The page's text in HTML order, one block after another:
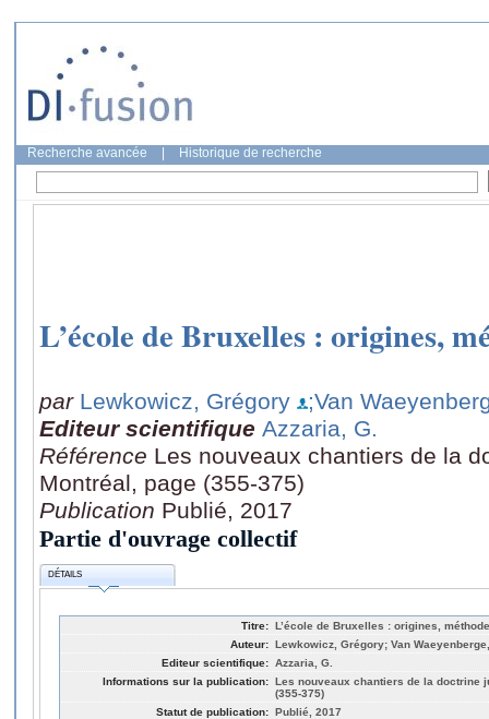
Recherche avancée Historique de recherche
L’école de Bruxelles : origines,
par Lewkowicz, Grégory
;Van
Editeur scientifique Azzaria, G.
Référence Les nouveaux chantiers de la
Montréal, page (355-375)
Publication Publié, 2017
Partie d'ouvrage collectif
DÉTAILS
Titre: L’école de Bruxelles : origines,
Auteur: Lewkowicz, Grégory; Van
Editeur scientifique: Azzaria, G.
Informations sur la publication: Les nouveaux chantiers de la doctrine
(355-375)
Statut de publication: Publié, 2017